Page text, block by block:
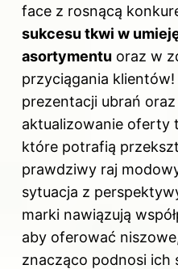
face z rosnącą
sukcesu tkwi w
asortymentu oraz w
przyciągania
prezentacji ubrań
aktualizowanie oferty
które potrafią
prawdziwy raj
sytuacja z
marki nawiązują
aby oferować
znacząco podnosi ich